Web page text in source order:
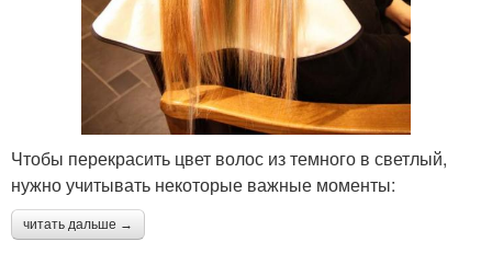
Чтобы перекрасить цвет волос из темного в светлый,
нужно учитывать некоторые важные моменты:
читать дальше →